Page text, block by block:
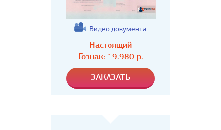
Видео документа
Настоящий
Гознак: 19.980р.